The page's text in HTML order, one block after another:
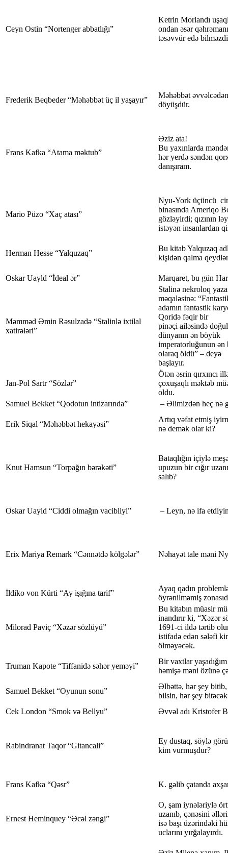
Ceyn Ostin “Nortenger abbatlığı”
Ketrin Morlandı
ondan əsər
təsəvvür edə
Frederik Beqbeder “Məhəbbət üç il yaşayır”
Məhəbbət
döyüşdür.
Frans Kafka “Atama məktub”
Əziz ata!
Bu yaxınlarda
hər yerdə səndən
danışıram.
Mario Püzo “Xaç atası”
Nyu-York üçüncü
binasında Ameriqo
gözləyirdi; qızının
istəyən insanlardan
Herman Hesse “Yalquzaq”
Bu kitab Yalquzaq
kişidən qalma
Oskar Uayld “İdeal ər” Marqaret, bu gün
Məmməd Əmin Rəsulzadə “Stalinlə ixtilal
xatirələri”
Stalinə nekroloq
məqaləsinə:
adamın fantastik
Qoridə fəqir bir
pinəçi ailəsində
dünyanın ən böyük
imperatorluğunun
olaraq öldü” – deyə
başlayır.
Jan-Pol Sartr “Sözlər”
Ötən əsrin qırxıncı
çoxuşaqlı məktəb
oldu.
Samuel Bekket “Qodotun intizarında”
– Əlimizdən heç nə
Erik Siqal “Məhəbbət hekayəsi”
Artıq vəfat etmiş
nə demək olar ki?
Knut Hamsun “Torpağın bərəkəti”
Bataqlığın içiylə
upuzun bir cığır
salıb?
Oskar Uayld “Ciddi olmağın vacibliyi” – Leyn, nə ifa
Erix Mariya Remark “Cənnətdə kölgələr” Nəhayət tale məni
İldiko von Kürti “Ay işığına tarif”
Ayaq qadın
öyrənilməmiş
Milorad Paviç “Xəzər sözlüyü”
Bu kitabın müasir
inandırır ki, “Xəzər
1691-ci ildə tərtib
istifadə edən sələfi
ölməyəcək.
Truman Kapote “Tiffanidə səhər yeməyi”
Bir vaxtlar
həmişə məni özünə
Samuel Bekket “Oyunun sonu”
Əlbəttə, hər şey
bilsin, hər şey
Cek London “Smok və Bellyu”
Əvvəl adı Kristofer
Rabindranat Taqor “Gitancali”
Ey dustaq, söylə
kim vurmuşdur?
Frans Kafka “Qəsr” K. gəlib çatanda
Ernest Heminquey “Əcəl zəngi”
O, şam iynələriylə
uzanıb, çənəsini
isə başı üzərindəki
uclarını yırğalayırdı.